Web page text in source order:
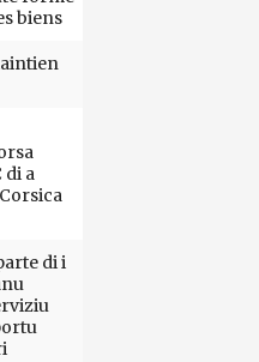
biens
di a
di i